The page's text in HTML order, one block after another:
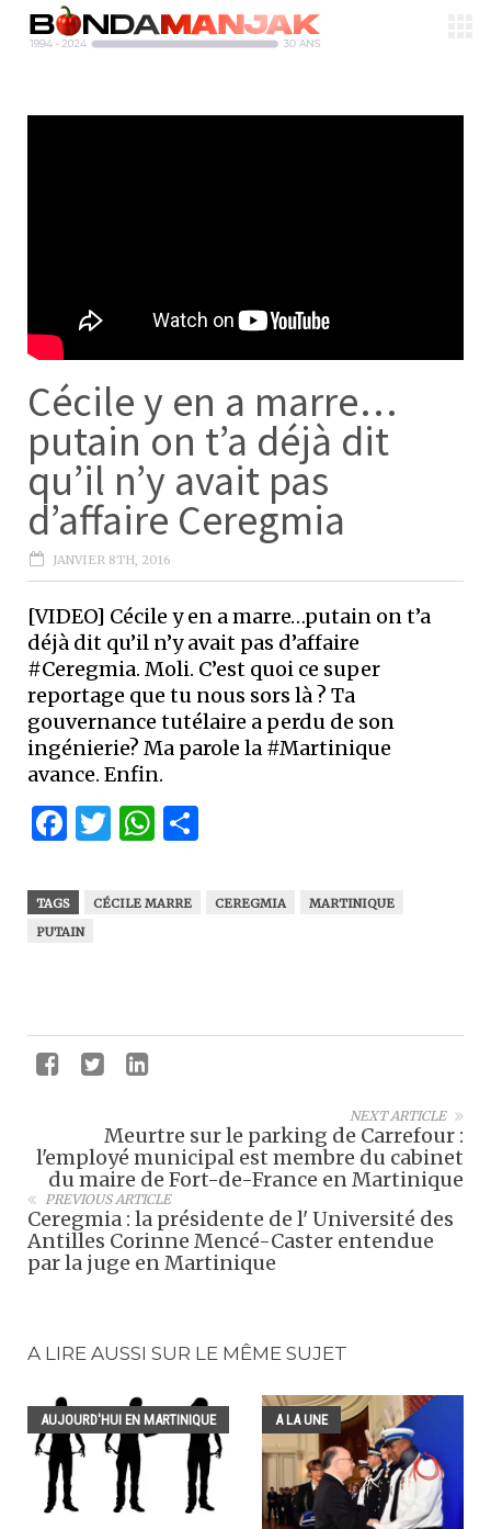
Cécile y en a marre…
putain on t’a déjà dit
qu’il n’y avait pas
d’affaire Ceregmia
JANVIER 8TH, 2016
[VIDEO] Cécile y en a marre…putain on t’a
déjà dit qu’il n’y avait pas d’affaire
#Ceregmia. Moli. C’est quoi ce super
reportage que tu nous sors là ? Ta
gouvernance tutélaire a perdu de son
ingénierie? Ma parole la #Martinique
avance. Enfin.
Facebook
Twitter
WhatsApp
TAGS CÉCILE MARRE CEREGMIA
MARTINIQUE
PUTAIN
NEXT ARTICLE
Meurtre sur le parking de Carrefour :
l'employé municipal est membre du cabinet
du maire de Fort-de-France en Martinique
PREVIOUS ARTICLE
Ceregmia : la présidente de l' Université des
Antilles Corinne Mencé-Caster entendue
par la juge en Martinique
A LIRE AUSSI SUR LE MÊME SUJET
AUJOURD'HUI EN MARTINIQUE A LA UNE